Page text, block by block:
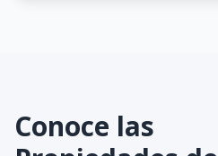
Conoce las